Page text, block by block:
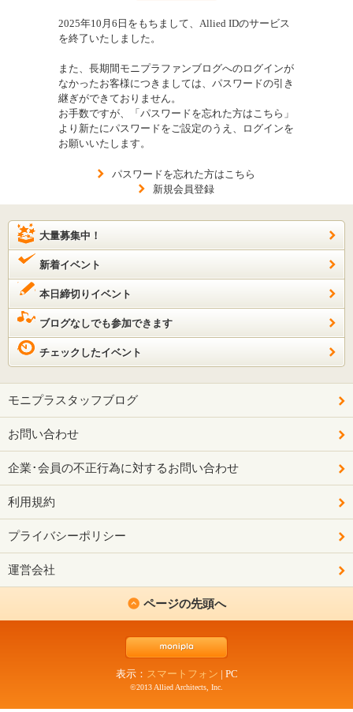
2025年10月6日をもちまして、Allied IDのサービス
を終了いたしました。
また、長期間モニプラファンブログへのログインが
なかったお客様につきましては、パスワードの引き
継ぎができておりません。
お手数ですが、「パスワードを忘れた方はこちら」
より新たにパスワードをご設定のうえ、ログインを
お願いいたします。
パスワードを忘れた方はこちら
新規会員登録
大量募集中！
新着イベント
本日締切りイベント
ブログなしでも参加できます
チェックしたイベント
モニプラスタッフブログ
お問い合わせ
企業･会員の不正行為に対するお問い合わせ
利用規約
プライバシーポリシー
運営会社
ページの先頭へ
表示： スマートフォン | PC
©2013 Allied Architects, Inc.